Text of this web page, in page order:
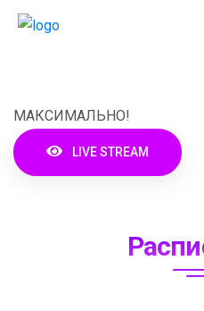
МАКСИМАЛЬНО!
LIVE STREAM